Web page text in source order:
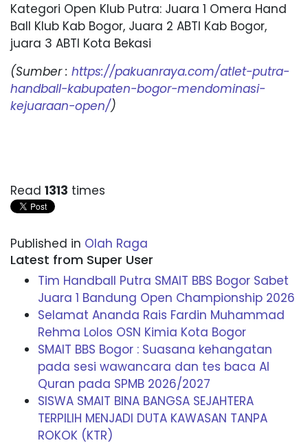
Kategori Open Klub Putra: Juara 1 Omera Hand
Ball Klub Kab Bogor, Juara 2 ABTI Kab Bogor,
juara 3 ABTI Kota Bekasi
(Sumber : https://pakuanraya.com/atlet-putra-
handball-kabupaten-bogor-mendominasi-
kejuaraan-open/)
Read 1313 times
Published in Olah Raga
Latest from Super User
Tim Handball Putra SMAIT BBS Bogor Sabet
Juara 1 Bandung Open Championship 2026
Selamat Ananda Rais Fardin Muhammad
Rehma Lolos OSN Kimia Kota Bogor
SMAIT BBS Bogor : Suasana kehangatan
pada sesi wawancara dan tes baca Al
Quran pada SPMB 2026/2027
SISWA SMAIT BINA BANGSA SEJAHTERA
TERPILIH MENJADI DUTA KAWASAN TANPA
ROKOK (KTR)